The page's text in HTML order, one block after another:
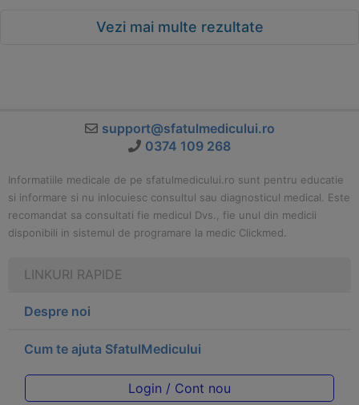
Vezi mai multe rezultate
support@sfatulmedicului.ro
0374 109 268
Informatiile medicale de pe sfatulmedicului.ro sunt pentru educatie
si informare si nu inlocuiesc consultul sau diagnosticul medical. Este
recomandat sa consultati fie medicul Dvs., fie unul din medicii
disponibili in sistemul de programare la medic Clickmed.
LINKURI RAPIDE
Despre noi
Cum te ajuta SfatulMedicului
Login / Cont nou